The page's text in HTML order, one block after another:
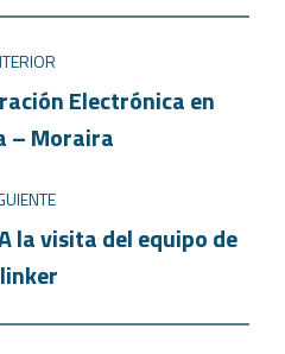
Electrónica en
– Moraira
la visita del equipo de